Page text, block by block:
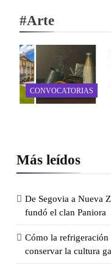
Más leídos
De Segovia a Nueva
fundó el clan Paniora
Cómo la
conservar la cultura
#Arte
CONVOCATORIAS